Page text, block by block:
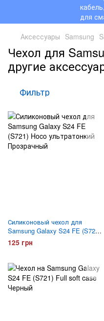
Аксессуары Samsung
Чехол для
другие
Фильтр
Силиконовый чехол для
Samsung Galaxy S24 FE (S721)
Hoco ультратонкий
Прозрачный
125 грн